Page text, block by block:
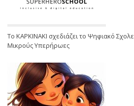
Το ΚΑΡΚΙΝΑΚΙ σχεδιάζει το Ψηφιακό
Μικρούς Υπερήρωες